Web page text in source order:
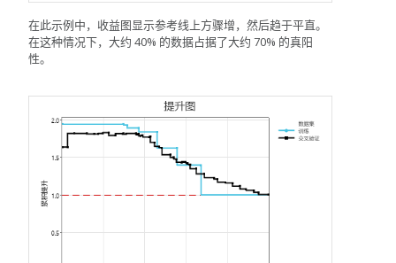
在此示例中，收益图显示参考线上方骤增，然后趋于平直。
在这种情况下，大约 40% 的数据占据了大约 70% 的真阳
性。